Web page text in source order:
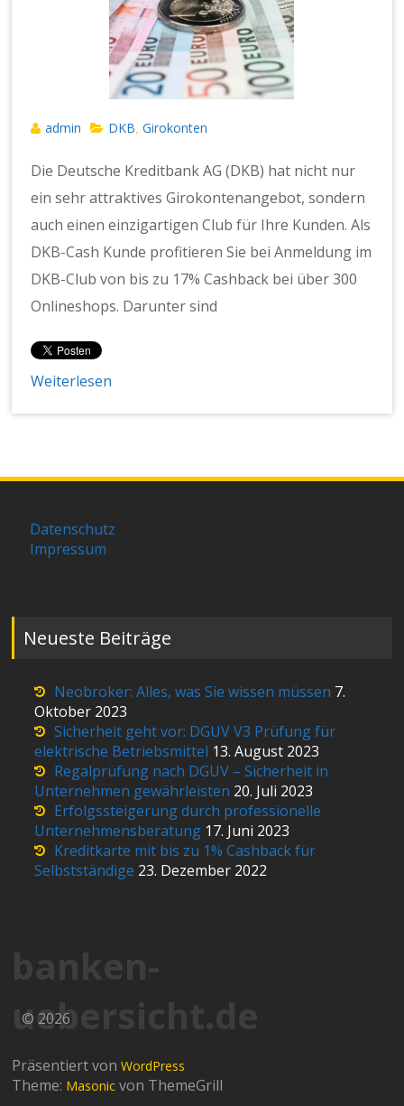
admin DKB ,Girokonten
Die Deutsche Kreditbank AG (DKB) hat nicht nur
ein sehr attraktives Girokontenangebot, sondern
auch einen einzigartigen Club für Ihre Kunden. Als
DKB-Cash Kunde profitieren Sie bei Anmeldung im
DKB-Club von bis zu 17% Cashback bei über 300
Onlineshops. Darunter sind
Weiterlesen
Datenschutz
Impressum
Neueste Beiträge
Neobroker: Alles, was Sie wissen müssen 7.
Oktober 2023
Sicherheit geht vor: DGUV V3 Prüfung für
elektrische Betriebsmittel 13. August 2023
Regalprüfung nach DGUV – Sicherheit in
Unternehmen gewährleisten 20. Juli 2023
Erfolgssteigerung durch professionelle
Unternehmensberatung 17. Juni 2023
Kreditkarte mit bis zu 1% Cashback für
Selbstständige 23. Dezember 2022
banken-
uebersicht.de
© 2026
Präsentiert vonWordPress
Theme: Masonic von ThemeGrill